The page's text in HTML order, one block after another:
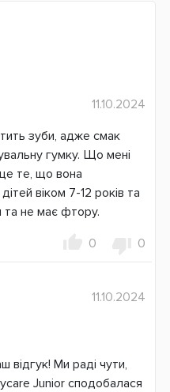
11.10.2024
зуби, адже смак
гумку. Що мені
те, що вона
віком 7-12 років та
та не має фтору.
0 0
11.10.2024
Ми раді чути,
Junior сподобалася